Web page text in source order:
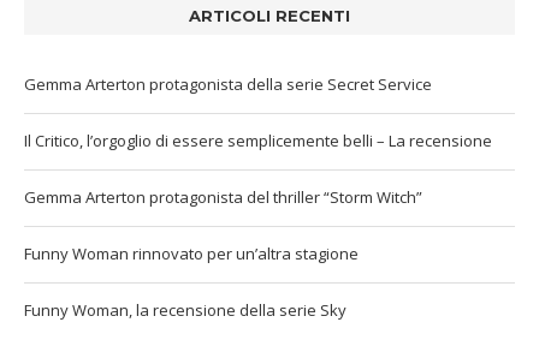
ARTICOLI RECENTI
Gemma Arterton protagonista della serie Secret Service
Il Critico, l’orgoglio di essere semplicemente belli – La recensione
Gemma Arterton protagonista del thriller “Storm Witch”
Funny Woman rinnovato per un’altra stagione
Funny Woman, la recensione della serie Sky